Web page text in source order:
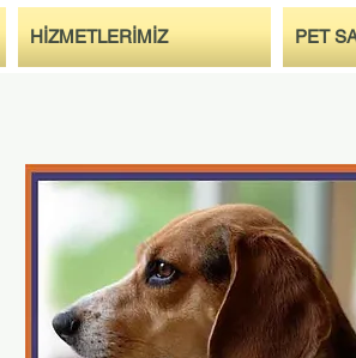
HİZMETLERİMİZ PET